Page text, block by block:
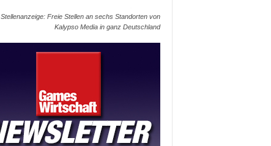
Stellenanzeige: Freie Stellen an sechs Standorten von
Kalypso Media in ganz Deutschland